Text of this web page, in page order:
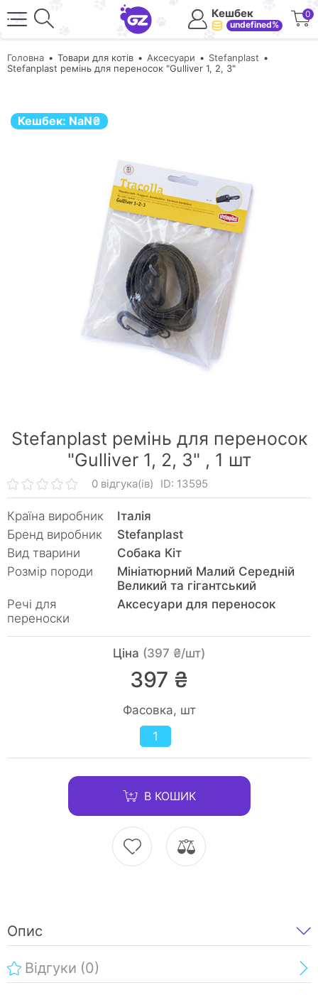
Кешбек
undefined%
0
Головна Товари для котів Аксесуари
Stefanplast
Stefanplast ремінь для переносок "Gulliver 1, 2, 3"
Кешбек: NaN₴
Stefanplast ремінь для переносок
"Gulliver 1, 2, 3" , 1 шт
0 відгука(ів) ID: 13595
Країна виробник
Італія
Бренд виробник
Stefanplast
Вид тварини
Собака Кiт
Розмір породи
Мініатюрний Малий Середній
Великий та гігантський
Речі для
переноски
Аксесуари для переносок
Ціна (397 ₴/шт)
397 ₴
Фасовка, шт
1
В КОШИК
Опис
Відгуки (0)